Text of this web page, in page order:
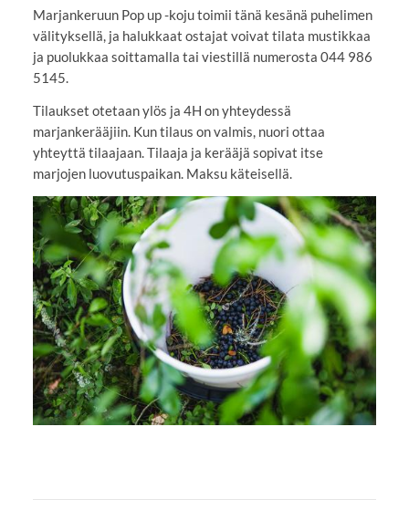
Marjankeruun Pop up -koju toimii tänä kesänä puhelimen
välityksellä, ja halukkaat ostajat voivat tilata mustikkaa
ja puolukkaa soittamalla tai viestillä numerosta 044 986
5145.
Tilaukset otetaan ylös ja 4H on yhteydessä
marjankerääjiin. Kun tilaus on valmis, nuori ottaa
yhteyttä tilaajaan. Tilaaja ja kerääjä sopivat itse
marjojen luovutuspaikan. Maksu käteisellä.